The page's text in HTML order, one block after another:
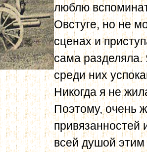
люблю
Овстуге, но не
сценах и
сама
среди них
Никогда я не
Поэтому, очень
привязанностей
всей душой этим